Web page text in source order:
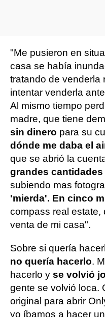
"Me pusieron en
casa se había
tratando de venderla
intentar venderla
Al mismo tiempo
madre, que tiene
sin dinero para su
dónde me daba el
que se abrió la
grandes cantidades
subiendo mas
'mierda'. En cinco
compass real estate,
venta de mi casa".
Sobre si quería
no quería hacerlo.
hacerlo y se volvió
gente se volvió loca.
original para abrir
yo íbamos a hacer